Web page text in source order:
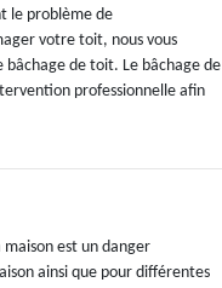
le problème de
votre toit, nous vous
bâchage de toit. Le bâchage de
professionnelle afin
est un danger
ainsi que pour différentes